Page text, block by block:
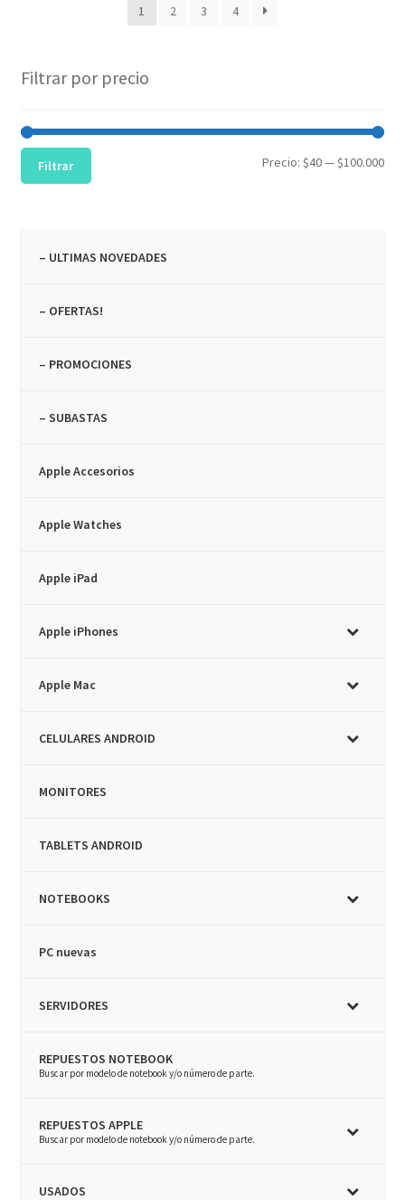
1 2 3 4
Filtrar por precio
Filtrar Precio:$40—$100.000
– ULTIMAS NOVEDADES
– OFERTAS!
– PROMOCIONES
– SUBASTAS
Apple Accesorios
Apple Watches
Apple iPad
Apple iPhones
Apple Mac
CELULARES ANDROID
MONITORES
TABLETS ANDROID
NOTEBOOKS
PC nuevas
SERVIDORES
REPUESTOS NOTEBOOK
–
Buscar por modelo de notebook y/o número de parte.
REPUESTOS APPLE
–
Buscar por modelo de notebook y/o número de parte.
USADOS